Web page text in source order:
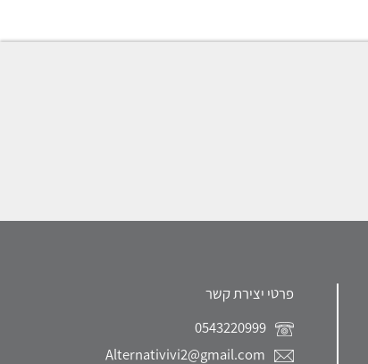
פרטי יצירת קשר
Alternativivi2@gmail.com